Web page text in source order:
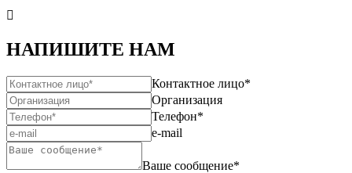

НАПИШИТЕ НАМ
Контактное лицо*
Организация
Телефон*
e-mail
Ваше сообщение*